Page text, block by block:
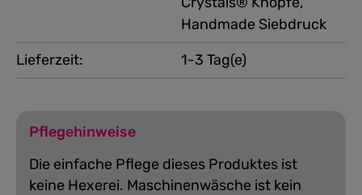
Handmade Siebdruck
Lieferzeit:
1-3 Tag(e)
Pflegehinweise
Die einfache Pflege dieses Produktes ist
keine Hexerei. Maschinenwäsche ist kein